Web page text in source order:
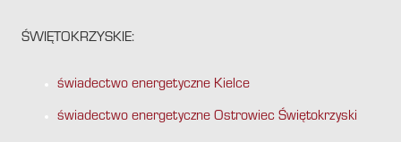
ŚWIĘTOKRZYSKIE:
świadectwo energetyczne Kielce
świadectwo energetyczne Ostrowiec Świętokrzyski